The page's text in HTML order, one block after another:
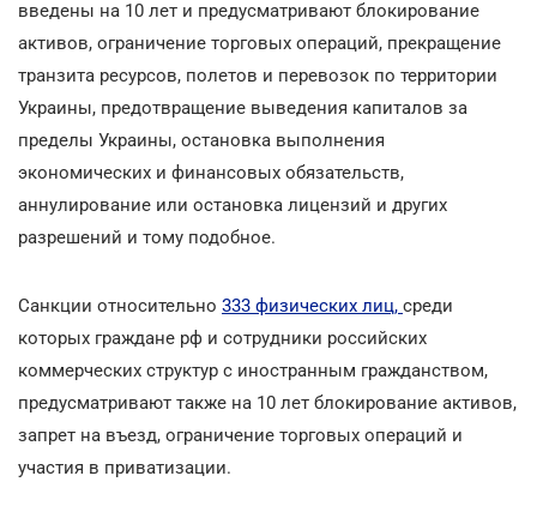
введены на 10 лет и предусматривают блокирование
активов, ограничение торговых операций, прекращение
транзита ресурсов, полетов и перевозок по территории
Украины, предотвращение выведения капиталов за
пределы Украины, остановка выполнения
экономических и финансовых обязательств,
аннулирование или остановка лицензий и других
разрешений и тому подобное.
Санкции относительно 333 физических лиц, среди
которых граждане рф и сотрудники российских
коммерческих структур с иностранным гражданством,
предусматривают также на 10 лет блокирование активов,
запрет на въезд, ограничение торговых операций и
участия в приватизации.